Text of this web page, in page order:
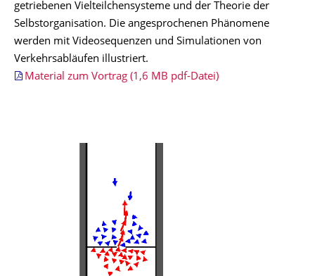
getriebenen Vielteilchensysteme und der Theorie der
Selbstorganisation. Die angesprochenen Phänomene
werden mit Videosequenzen und Simulationen von
Verkehrsabläufen illustriert.
Material zum Vortrag (1,6 MB pdf-Datei)